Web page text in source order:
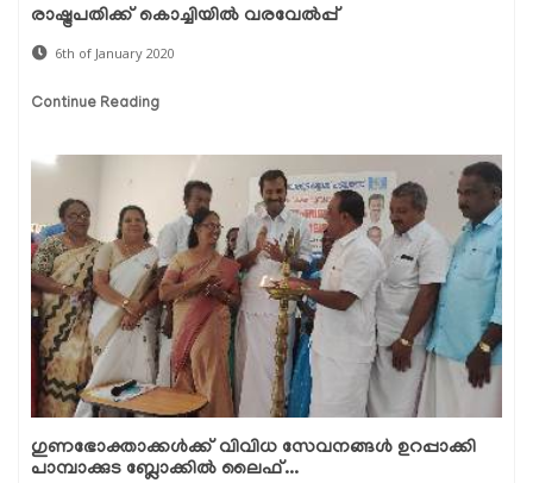
രാഷ്ട്രപതിക്ക് കൊച്ചിയില്‍ വരവേല്‍പ്പ്
6th of January 2020
Continue Reading
ഗുണഭോക്താക്കള്‍ക്ക് വിവിധ സേവനങ്ങള്‍ ഉറപ്പാക്കി
പാമ്പാക്കുട ബ്ലോക്കില്‍ ലൈഫ്...